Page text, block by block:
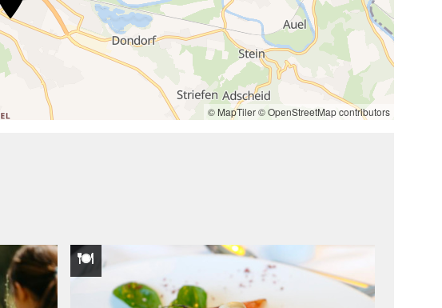
2
2
7
© MapTiler© OpenStreetMap contributors